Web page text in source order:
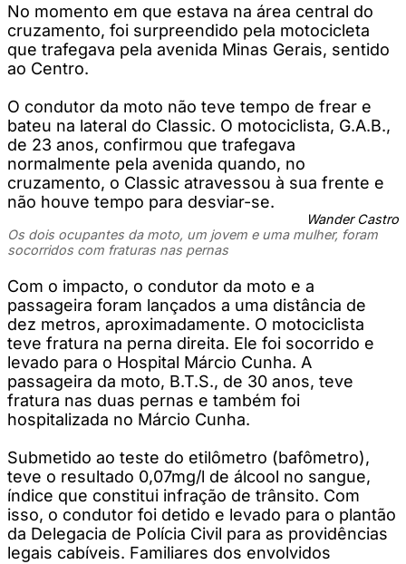
No momento em que estava na área central do
cruzamento, foi surpreendido pela motocicleta
que trafegava pela avenida Minas Gerais, sentido
ao Centro.
O condutor da moto não teve tempo de frear e
bateu na lateral do Classic. O motociclista, G.A.B.,
de 23 anos, confirmou que trafegava
normalmente pela avenida quando, no
cruzamento, o Classic atravessou à sua frente e
não houve tempo para desviar-se.
Wander Castro
Os dois ocupantes da moto, um jovem e uma mulher, foram
socorridos com fraturas nas pernas
Com o impacto, o condutor da moto e a
passageira foram lançados a uma distância de
dez metros, aproximadamente. O motociclista
teve fratura na perna direita. Ele foi socorrido e
levado para o Hospital Márcio Cunha. A
passageira da moto, B.T.S., de 30 anos, teve
fratura nas duas pernas e também foi
hospitalizada no Márcio Cunha.
Submetido ao teste do etilômetro (bafômetro),
teve o resultado 0,07mg/l de álcool no sangue,
índice que constitui infração de trânsito. Com
isso, o condutor foi detido e levado para o plantão
da Delegacia de Polícia Civil para as providências
legais cabíveis. Familiares dos envolvidos